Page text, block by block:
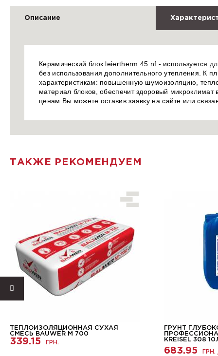
Описание
Керамический блок leiertherm 45 nf - используется
без использования дополнительного утепления. К
характеристикам: повышенную шумоизоляцию,
материал блоков, обеспечит здоровый
ценам Вы можете оставив заявку на сайте или
ТАКЖЕ РЕКОМЕНДУЕМ
ТЕПЛОИЗОЛЯЦИОННАЯ СУХАЯ
СМЕСЬ BAUWER М 700
339.15 ГРН.
ГРУНТ
KREISEL 308
683.95 ГРН.